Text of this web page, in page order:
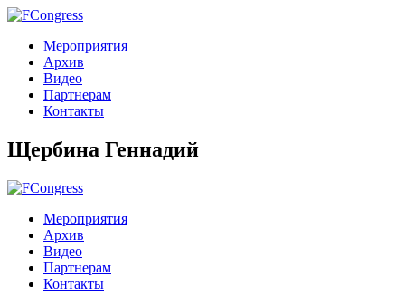
Мероприятия
Архив
Видео
Партнерам
Контакты
Щербина Геннадий
Мероприятия
Архив
Видео
Партнерам
Контакты